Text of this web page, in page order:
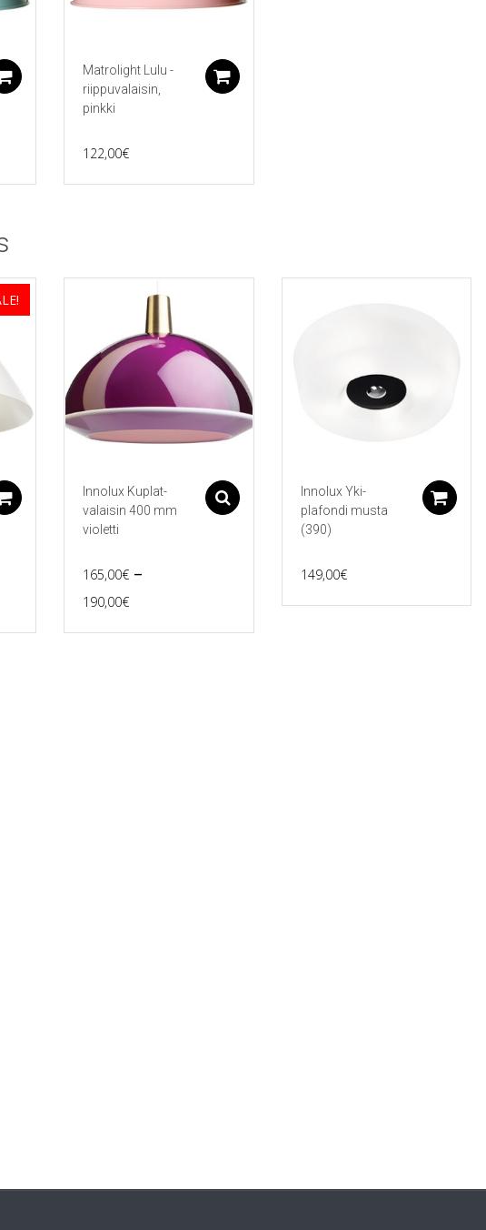
Lisää ostoskoriin
Matrolight Lulu -
riippuvalaisin,
pinkki
122,00€
Lisää ostoskoriin
Innolux Kuplat-
valaisin 400 mm
violetti
165,00€ –
190,00€Price
range:
Asetukset
tuotteella
Innolux Yki-
plafondi musta
(390)
149,00€